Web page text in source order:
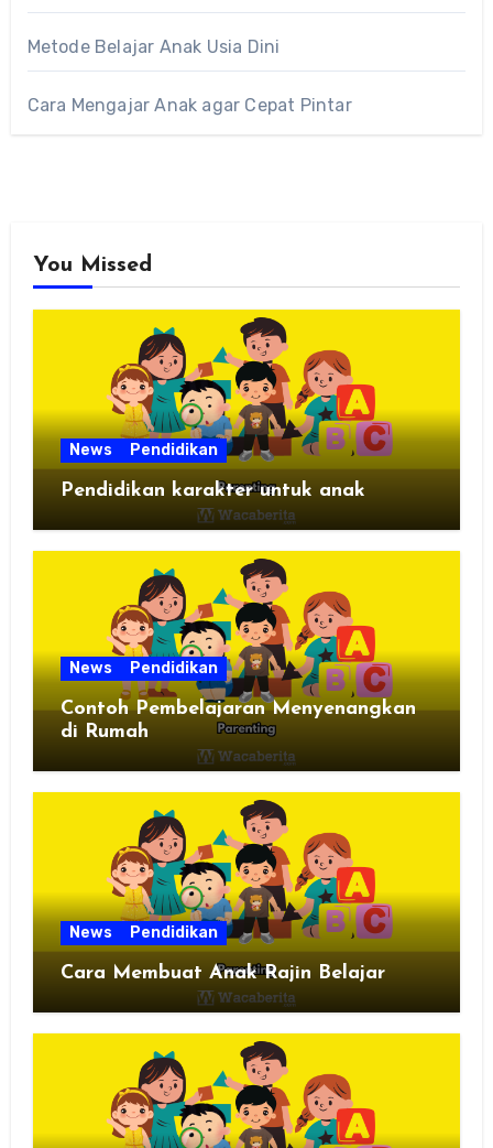
Metode Belajar Anak Usia Dini
Cara Mengajar Anak agar Cepat Pintar
You Missed
News Pendidikan
Pendidikan karakter untuk anak
News Pendidikan
Contoh Pembelajaran Menyenangkan
di Rumah
News Pendidikan
Cara Membuat Anak Rajin Belajar